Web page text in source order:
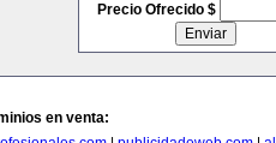
Precio Ofrecido $
en venta: